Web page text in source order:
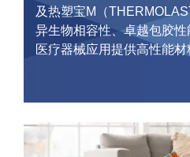
及热塑宝M（
异生物相容性、卓越包胶
医疗器械应用提供高性能材